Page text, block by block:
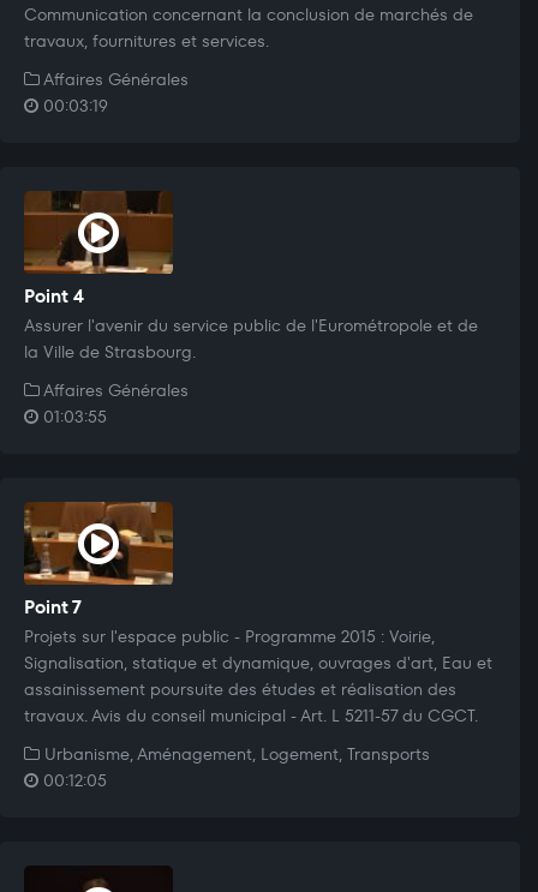
Communication concernant la conclusion de marchés de
travaux, fournitures et services.
Affaires Générales
00:03:19
Point 4
Assurer l'avenir du service public de l'Eurométropole et de
la Ville de Strasbourg.
Affaires Générales
01:03:55
Point 7
Projets sur l'espace public - Programme 2015 : Voirie,
Signalisation, statique et dynamique, ouvrages d'art, Eau et
assainissement poursuite des études et réalisation des
travaux. Avis du conseil municipal - Art. L 5211-57 du CGCT.
Urbanisme, Aménagement, Logement, Transports
00:12:05